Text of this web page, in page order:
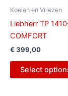
Koelen en Vriezen
Liebherr TP
COMFORT
€ 399,00
Select